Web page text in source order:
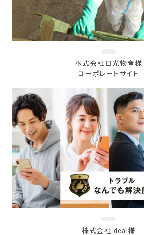
株式会社日光物産様
コーポレートサイト
株式会社ideal様